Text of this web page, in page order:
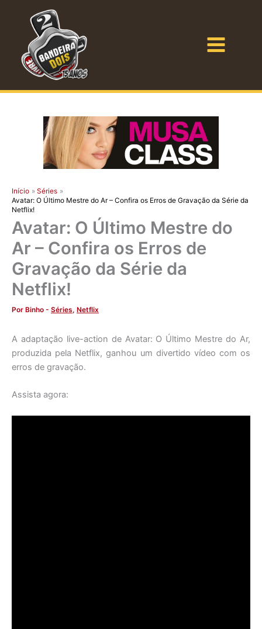
conteúdo
Início
Séries
Avatar: O Último Mestre do Ar – Confira os Erros de Gravação da Série da
Netflix!
Avatar: O Último Mestre do
Ar – Confira os Erros de
Gravação da Série da
Netflix!
Por Binho - Séries, Netflix
A adaptação live-action de Avatar: O Último Mestre do Ar,
produzida pela Netflix, ganhou um divertido vídeo com os
erros de gravação.
Assista agora: